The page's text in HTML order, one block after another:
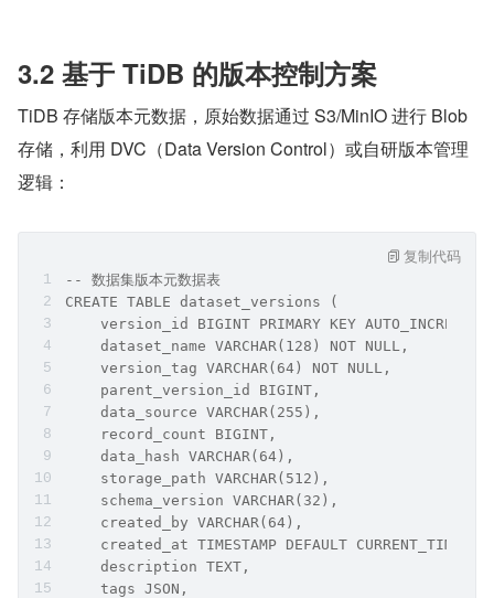
3.2 基于 TiDB 的版本控制方案
TiDB 存储版本元数据，原始数据通过 S3/MinIO 进行 Blob
存储，利用 DVC（Data Version Control）或自研版本管理
逻辑：
-- 数据集版本元数据表
CREATE TABLE dataset_versions (
version_id BIGINT PRIMARY KEY
    dataset_name VARCHAR(128) NOT NULL,
    version_tag VARCHAR(64) NOT NULL,
    parent_version_id BIGINT,
    data_source VARCHAR(255),
    record_count BIGINT,
    data_hash VARCHAR(64),
    storage_path VARCHAR(512),
    schema_version VARCHAR(32),
    created_by VARCHAR(64),
created_at TIMESTAMP DEFAULT
    description TEXT,
    tags JSON,
复制代码